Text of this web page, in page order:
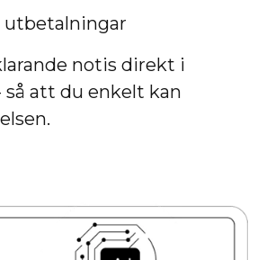
utbetalningar
notis direkt i
att du enkelt kan